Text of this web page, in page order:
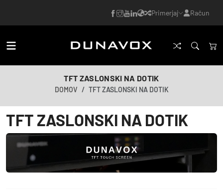
Primerjaj Račun
TFT ZASLONSKI NA DOTIK
DOMOV TFT ZASLONSKI NA DOTIK
TFT ZASLONSKI NA DOTIK